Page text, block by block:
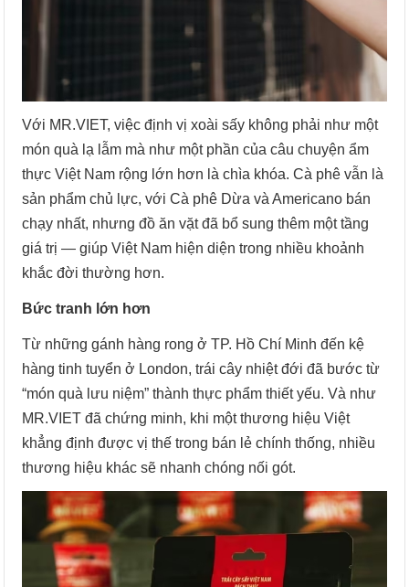
Với MR.VIET, việc định vị xoài sấy không phải như một
món quà lạ lẫm mà như một phần của câu chuyện ẩm
thực Việt Nam rộng lớn hơn là chìa khóa. Cà phê vẫn là
sản phẩm chủ lực, với Cà phê Dừa và Americano bán
chạy nhất, nhưng đồ ăn vặt đã bổ sung thêm một tầng
giá trị — giúp Việt Nam hiện diện trong nhiều khoảnh
khắc đời thường hơn.
Bức tranh lớn hơn
Từ những gánh hàng rong ở TP. Hồ Chí Minh đến kệ
hàng tinh tuyển ở London, trái cây nhiệt đới đã bước từ
“món quà lưu niệm” thành thực phẩm thiết yếu. Và như
MR.VIET đã chứng minh, khi một thương hiệu Việt
khẳng định được vị thế trong bán lẻ chính thống, nhiều
thương hiệu khác sẽ nhanh chóng nối gót.